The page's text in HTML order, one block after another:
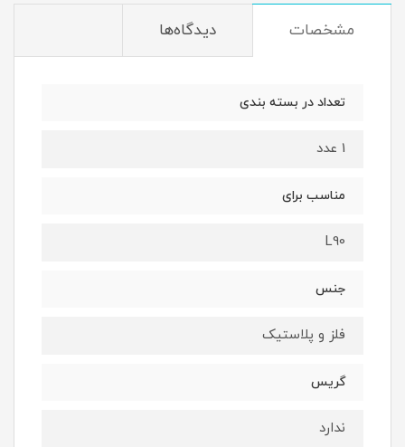
مشخصات دیدگاه‌ها
تعداد در بسته بندی
1 عدد
مناسب برای
L90
جنس
فلز و پلاستیک
گریس
ندارد